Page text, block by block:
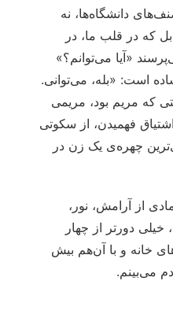
دانشگاه‌ها، نه
که در قلب ما، در
«آیا می‌توانم؟»
است: «بله، می‌توانی.
که مریم بود، مریمی
اشتیاق فهمیدن، از سکوتی
چهره‌ی یک زن در
از آرامش، نور،
دورتر از چهار
خانه و با آن‌هم بیش
می‌بینم.